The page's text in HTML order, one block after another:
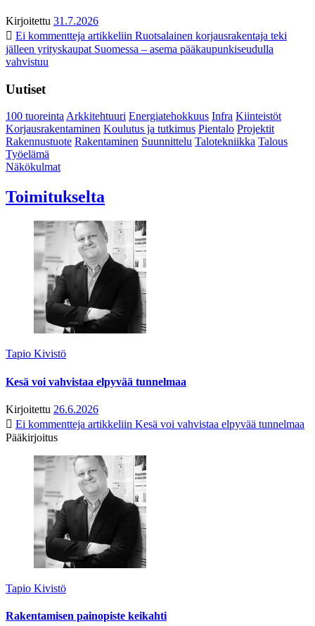
Kirjoitettu 31.7.2026
Ei kommentteja artikkeliin Ruotsalainen korjausrakentaja teki
jälleen yrityskaupat Suomessa – asema pääkaupunkiseudulla
vahvistuu
Uutiset
100 tuoreintaArkkitehtuuri Energiatehokkuus Infra Kiinteistöt
Korjausrakentaminen Koulutus ja tutkimus Pientalo Projektit
Rakennustuote Rakentaminen Suunnittelu Talotekniikka Talous
Työelämä
Näkökulmat
Toimitukselta
Tapio Kivistö
Kesä voi vahvistaa elpyvää tunnelmaa
Kirjoitettu 26.6.2026
Ei kommentteja artikkeliin Kesä voi vahvistaa elpyvää tunnelmaa
Pääkirjoitus
Tapio Kivistö
Rakentamisen painopiste keikahti